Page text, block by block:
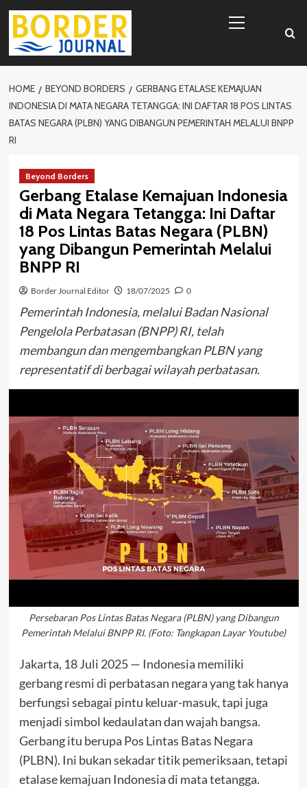
Skip
content
Menu
HOME BEYOND BORDERS
GERBANG ETALASE KEMAJUAN
INDONESIA DI MATA NEGARA TETANGGA: INI DAFTAR 18 POS LINTAS
BATAS NEGARA (PLBN) YANG DIBANGUN PEMERINTAH MELALUI BNPP
RI
Beyond Borders
Gerbang Etalase Kemajuan Indonesia
di Mata Negara Tetangga: Ini Daftar
18 Pos Lintas Batas Negara (PLBN)
yang Dibangun Pemerintah Melalui
BNPP RI
Border Journal Editor 18/07/2025 0
Pemerintah Indonesia, melalui Badan Nasional
Pengelola Perbatasan (BNPP) RI, telah
membangun dan mengembangkan PLBN yang
representatif di berbagai wilayah perbatasan.
Persebaran Pos Lintas Batas Negara (PLBN) yang Dibangun
Pemerintah Melalui BNPP RI. (Foto: Tangkapan Layar Youtube)
Jakarta, 18 Juli 2025 — Indonesia memiliki
gerbang resmi di perbatasan negara yang tak hanya
berfungsi sebagai pintu keluar-masuk, tapi juga
menjadi simbol kedaulatan dan wajah bangsa.
Gerbang itu berupa Pos Lintas Batas Negara
(PLBN). Ini bukan sekadar titik pemeriksaan, tetapi
etalase kemajuan Indonesia di mata tetangga.